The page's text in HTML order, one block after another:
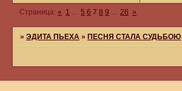
Страница:« 1 5 6 7 8 9 26 »
»ЭДИТА ПЬЕХА » ПЕСНЯ СТАЛА СУДЬБОЮ